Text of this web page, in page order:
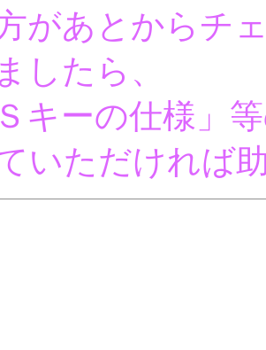
があとからチ
したら、
キーの仕様」
いただければ